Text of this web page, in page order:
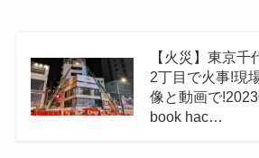
【火災】東京
2丁目で火事!現
像と動画で
book hac…